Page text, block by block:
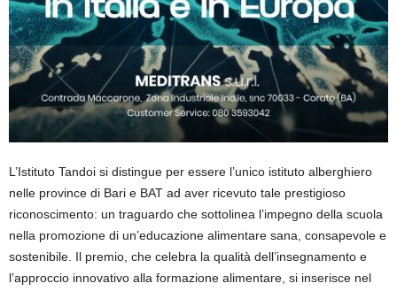
L’Istituto Tandoi si distingue per essere l’unico istituto alberghiero
nelle province di Bari e BAT ad aver ricevuto tale prestigioso
riconoscimento: un traguardo che sottolinea l’impegno della scuola
nella promozione di un’educazione alimentare sana, consapevole e
sostenibile. Il premio, che celebra la qualità dell’insegnamento e
l’approccio innovativo alla formazione alimentare, si inserisce nel